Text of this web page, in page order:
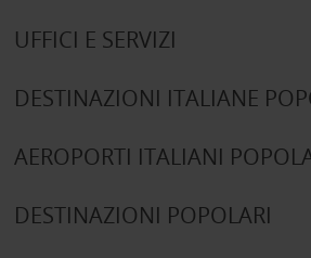
UFFICI E SERVIZI
DESTINAZIONI ITALIANE
AEROPORTI ITALIANI
DESTINAZIONI POPOLARI